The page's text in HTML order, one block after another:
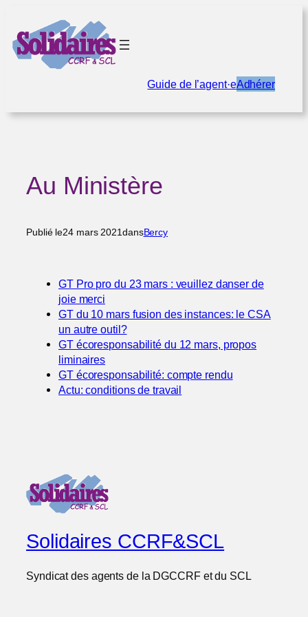
contenu
Guide de l’agent·eAdhérer
Au Ministère
Publié le24 mars 2021dansBercy
GT Pro pro du 23 mars : veuillez danser de
joie merci
GT du 10 mars fusion des instances: le CSA
un autre outil?
GT écoresponsabilité du 12 mars, propos
liminaires
GT écoresponsabilité: compte rendu
Actu: conditions de travail
Solidaires CCRF&SCL
Syndicat des agents de la DGCCRF et du SCL